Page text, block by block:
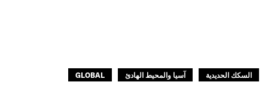
السكك الحديدية آسيا والمحيط الهادئ GLOBAL